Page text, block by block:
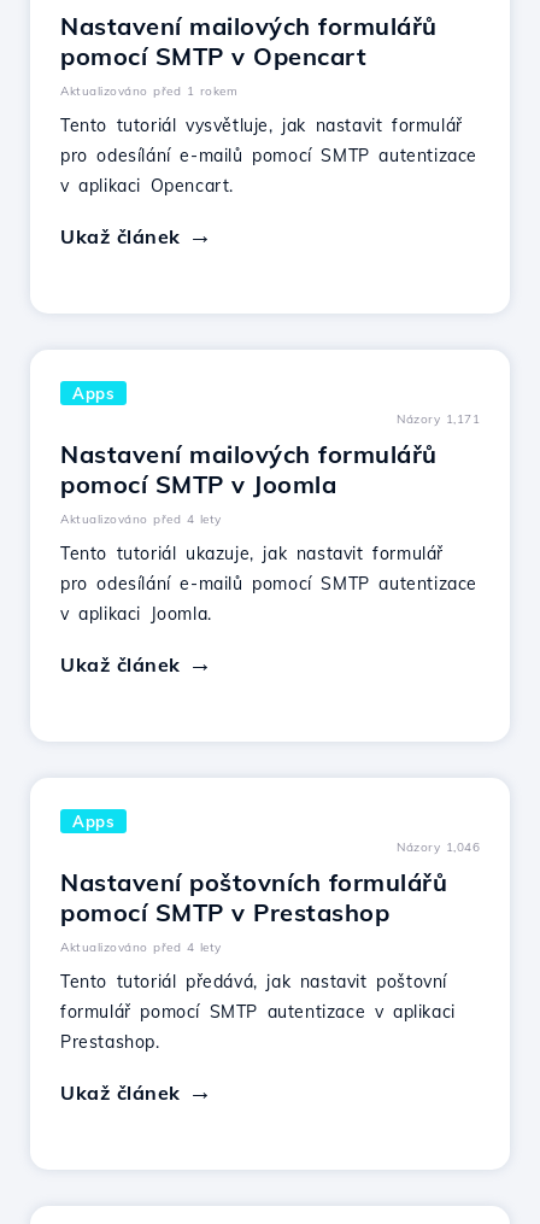
Nastavení mailových formulářů
pomocí SMTP v Opencart
Aktualizováno před 1 rokem
Tento tutoriál vysvětluje, jak nastavit formulář
pro odesílání e-mailů pomocí SMTP autentizace
v aplikaci Opencart.
Ukaž článek
Apps
Názory 1,171
Nastavení mailových formulářů
pomocí SMTP v Joomla
Aktualizováno před 4 lety
Tento tutoriál ukazuje, jak nastavit formulář
pro odesílání e-mailů pomocí SMTP autentizace
v aplikaci Joomla.
Ukaž článek
Apps
Názory 1,046
Nastavení poštovních formulářů
pomocí SMTP v Prestashop
Aktualizováno před 4 lety
Tento tutoriál předává, jak nastavit poštovní
formulář pomocí SMTP autentizace v aplikaci
Prestashop.
Ukaž článek